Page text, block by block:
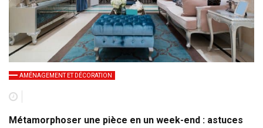
AMÉNAGEMENT ET DÉCORATION
Métamorphoser une pièce en un week-end : astuces